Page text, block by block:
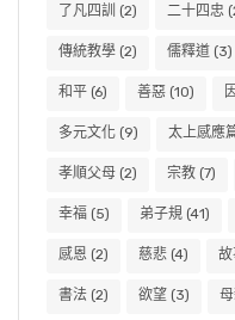
了凡四訓 (2) 二十四忠
傳統教學 (2) 儒釋道 (3)
和平 (6) 善惡 (10)
多元文化 (9) 太上感應
孝順父母 (2) 宗教 (7)
幸福 (5) 弟子規 (41)
感恩 (2) 慈悲 (4)
書法 (2) 欲望 (3)